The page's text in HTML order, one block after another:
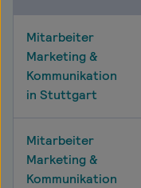
Mitarbeiter
Marketing &
Kommunikation
in Stuttgart
Mitarbeiter
Marketing &
Kommunikation